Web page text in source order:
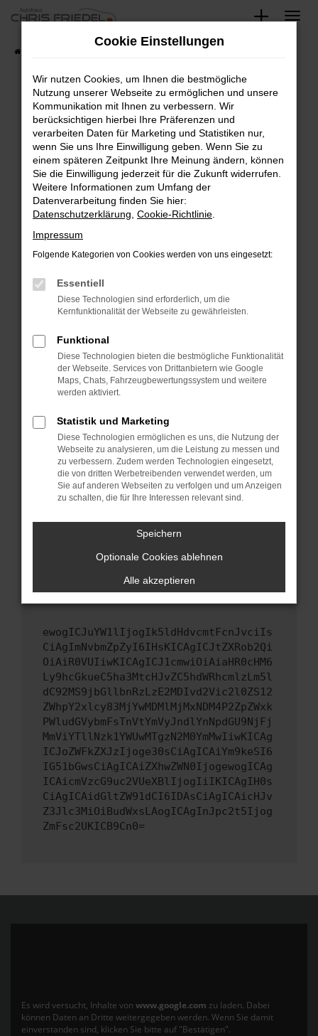
Zum
springen
Fahrzeugsuche
Fehler: Network Error
Beim Laden ist ein Fehler aufgetreten.
Hier sind ein paar Tipps, die dir helfen können:
Überprüfe deine Firewall und deine
Internetverbindung.
Laden andere Webseiten, zum Beispiel deine
Suchmaschine?
Prüfe deine Browsererweiterungen.
können das Laden bestimmter Seiten
verhindern. Funktioniert die Seite in einem
anderen Browser oder in einem privaten
Starte dein Gerät neu.
Das kann manchmal helfen, vorübergehende
Probleme zu beheben.
Betriebssystem auf dem neuesten Stand
sind.
Veraltete Software birgt nicht nur ein
Sicherheitsrisiko, sondern kann auch dazu
führen, dass bestimmte Funktionen nicht mehr
unterstützt werden.
Wende dich an den Webseitenbetreiber.
Wenn du alle oben genannten Schritte versucht
hast, kontaktiere uns bitte. Wir werden
versuchen, das Problem zu beheben. Du kannst
uns diesen Text schicken, um uns bei der
ewogICJuYW1lIjogIk5ldHdvcmtFcnJvciIs
CiAgImNvbmZpZyI6IHsKICAgICJtZXRob2Qi
OiAiR0VUIiwKICAgICJ1cmwiOiAiaHR0cHM6
Ly9hcGkueC5ha3MtcHJvZC5hdWRhcmlzLm5l
dC92MS9jbGllbnRzLzE2MDIvd2Vic2l0ZS12
ZWhpY2xlcy83MjYwMDMlMjMxNDM4P2ZpZWxk
PWludGVybmFsTnVtYmVyJndlYnNpdGU9NjFj
MmViYTllNzk1YWUwMTgzN2M0YmMwIiwKICAg
ICJoZWFkZXJzIjoge30sCiAgICAiYm9keSI6
IG51bGwsCiAgICAiZXhwZWN0IjogewogICAg
ICAicmVzcG9uc2VUeXBlIjogIiIKICAgIH0s
CiAgICAidGltZW91dCI6IDAsCiAgICAicHJv
Z3Jlc3MiOiBudWxsLAogICAgInJpc2t5Ijog
ZmFsc2UKICB9Cn0=
Es wird versucht, Inhalte von www.google.com zu laden. Dabei
können Daten an Dritte weitergegeben werden. Wenn Sie damit
einverstanden sind, klicken Sie bitte auf "Bestätigen".
Cookie Einstellungen
Wir nutzen Cookies, um Ihnen die bestmögliche
Nutzung unserer Webseite zu ermöglichen und unsere
Kommunikation mit Ihnen zu verbessern. Wir
berücksichtigen hierbei Ihre Präferenzen und
verarbeiten Daten für Marketing und Statistiken nur,
wenn Sie uns Ihre Einwilligung geben. Wenn Sie zu
einem späteren Zeitpunkt Ihre Meinung ändern, können
Sie die Einwilligung jederzeit für die Zukunft widerrufen.
Weitere Informationen zum Umfang der
Datenverarbeitung finden Sie hier:
Datenschutzerklärung Cookie-Richtlinie
Impressum
Folgende Kategorien von Cookies werden von uns eingesetzt:
Essentiell
Diese Technologien sind erforderlich, um die
Kernfunktionalität der Webseite zu gewährleisten.
Funktional
Diese Technologien bieten die bestmögliche Funktionalität
der Webseite. Services von Drittanbietern wie Google
Maps, Chats, Fahrzeugbewertungssystem und weitere
werden aktiviert.
Statistik und Marketing
Diese Technologien ermöglichen es uns, die Nutzung der
Webseite zu analysieren, um die Leistung zu messen und
zu verbessern. Zudem werden Technologien eingesetzt,
die von dritten Werbetreibenden verwendet werden, um
Sie auf anderen Webseiten zu verfolgen und um Anzeigen
zu schalten, die für Ihre Interessen relevant sind.
Speichern
Optionale Cookies ablehnen
Alle akzeptieren